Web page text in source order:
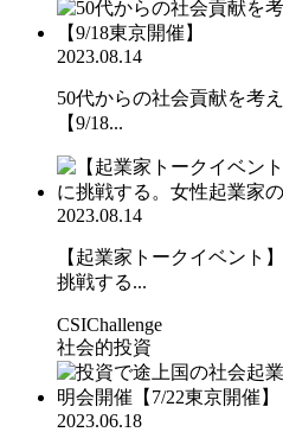
2023.08.14
50代からの社会貢献を考
【9/18...
2023.08.14
【起業家トークイベント
挑戦する...
CSIChallenge
社会的投資
2023.06.18